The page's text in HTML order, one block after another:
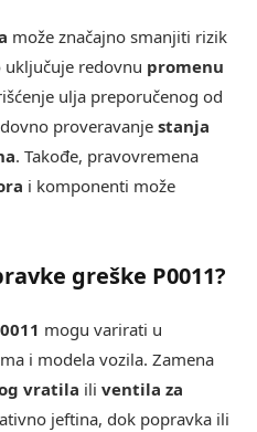
može značajno smanjiti rizik
uključuje redovnu promenu
ulja preporučenog od
proveravanje stanja
. Takođe, pravovremena
i komponenti može
greške P0011?
mogu varirati u
i modela vozila. Zamena
vratila ili ventila za
jeftina, dok popravka ili